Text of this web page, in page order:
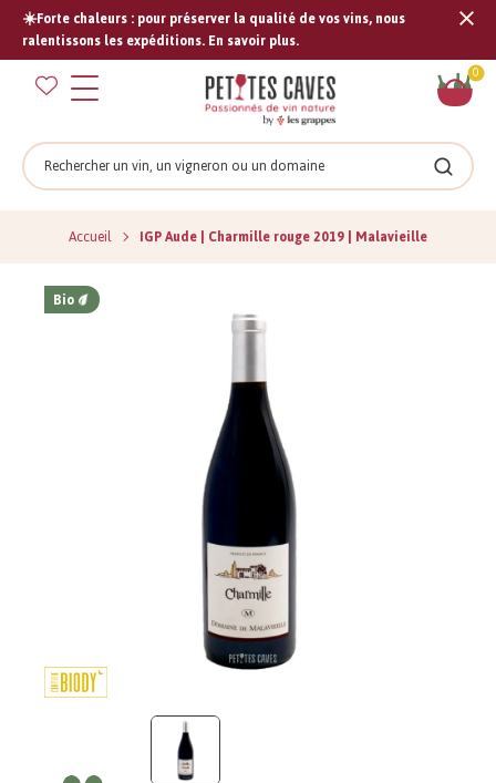
☀️Forte chaleurs : pour préserver la qualité de vos vins, nous
ralentissons les expéditions. En savoir plus.
0
Rechercher
Accueil IGP Aude | Charmille rouge 2019 | Malavieille
Bio